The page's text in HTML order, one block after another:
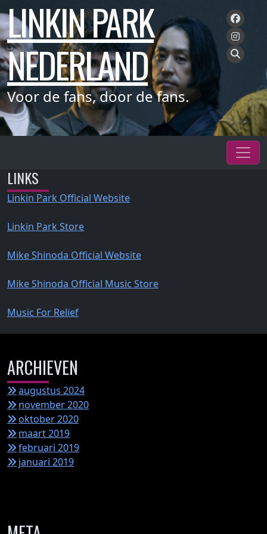
Meteen
naar
de
inhoud
LINKIN PARK
NEDERLAND
Voor de fans, door de fans.
LINKS
Linkin Park Official Website
Linkin Park Store
Mike Shinoda Official Website
Mike Shinoda Official Music Store
Music For Relief
ARCHIEVEN
augustus 2024
november 2020
oktober 2020
maart 2019
februari 2019
januari 2019